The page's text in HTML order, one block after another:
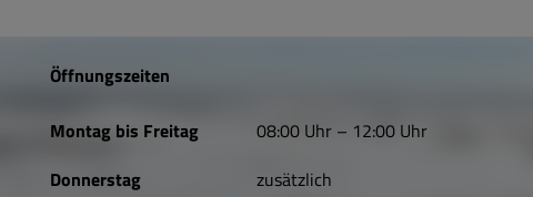
Öffnungszeiten
Montag bis Freitag
08:00 Uhr – 12:00 Uhr
Donnerstag
zusätzlich